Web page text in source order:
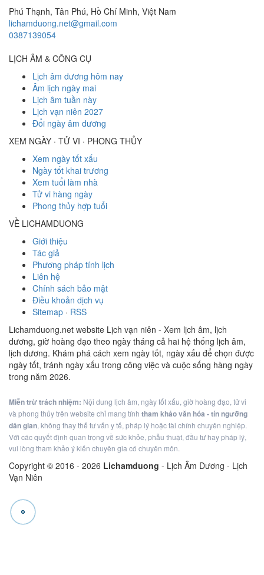
Phú Thạnh, Tân Phú, Hồ Chí Minh, Việt Nam
lichamduong.net@gmail.com
0387139054
LỊCH ÂM & CÔNG CỤ
Lịch âm dương hôm nay
Âm lịch ngày mai
Lịch âm tuần này
Lịch vạn niên 2027
Đổi ngày âm dương
XEM NGÀY · TỬ VI · PHONG THỦY
Xem ngày tốt xấu
Ngày tốt khai trương
Xem tuổi làm nhà
Tử vi hàng ngày
Phong thủy hợp tuổi
VỀ LICHAMDUONG
Giới thiệu
Tác giả
Phương pháp tính lịch
Liên hệ
Chính sách bảo mật
Điều khoản dịch vụ
Sitemap · RSS
Lichamduong.net website Lịch vạn niên - Xem lịch âm, lịch
dương, giờ hoàng đạo theo ngày tháng cả hai hệ thống lịch âm,
lịch dương. Khám phá cách xem ngày tốt, ngày xấu để chọn được
ngày tốt, tránh ngày xấu trong công việc và cuộc sống hàng ngày
trong năm 2026.
Miễn trừ trách nhiệm: Nội dung lịch âm, ngày tốt xấu, giờ hoàng đạo, tử vi
và phong thủy trên website chỉ mang tính tham khảo văn hóa - tín ngưỡng
dân gian, không thay thế tư vấn y tế, pháp lý hoặc tài chính chuyên nghiệp.
Với các quyết định quan trọng về sức khỏe, phẫu thuật, đầu tư hay pháp lý,
vui lòng tham khảo ý kiến chuyên gia có chuyên môn.
Copyright © 2016 - 2026 Lichamduong - Lịch Âm Dương - Lịch
Vạn Niên